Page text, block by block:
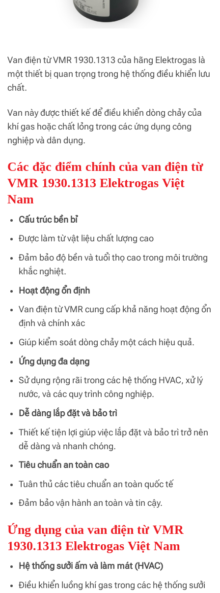
Van điện từ VMR 1930.1313 của hãng Elektrogas là
một thiết bị quan trọng trong hệ thống điều khiển lưu
chất.
Van này được thiết kế để điều khiển dòng chảy của
khí gas hoặc chất lỏng trong các ứng dụng công
nghiệp và dân dụng.
Các đặc điểm chính của van điện từ
VMR 1930.1313 Elektrogas Việt
Nam
Cấu trúc bền bỉ
Được làm từ vật liệu chất lượng cao
Đảm bảo độ bền và tuổi thọ cao trong môi trường
khắc nghiệt.
Hoạt động ổn định
Van điện từ VMR cung cấp khả năng hoạt động ổn
định và chính xác
Giúp kiểm soát dòng chảy một cách hiệu quả.
Ứng dụng đa dạng
Sử dụng rộng rãi trong các hệ thống HVAC, xử lý
nước, và các quy trình công nghiệp.
Dễ dàng lắp đặt và bảo trì
Thiết kế tiện lợi giúp việc lắp đặt và bảo trì trở nên
dễ dàng và nhanh chóng.
Tiêu chuẩn an toàn cao
Tuân thủ các tiêu chuẩn an toàn quốc tế
Đảm bảo vận hành an toàn và tin cậy.
Ứng dụng của van điện từ VMR
1930.1313 Elektrogas Việt Nam
Hệ thống sưởi ấm và làm mát (HVAC)
Điều khiển luồng khí gas trong các hệ thống sưởi